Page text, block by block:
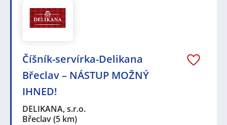
Číšník-servírka-Delikana
Břeclav – NÁSTUP MOŽNÝ
IHNED!
DELIKANA, s.r.o.
Břeclav(5 km)